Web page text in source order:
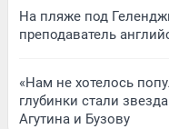
На пляже под
преподаватель
«Нам не хотелось
глубинки стали
Агутина и Бузову